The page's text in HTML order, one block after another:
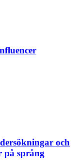
och
på språng